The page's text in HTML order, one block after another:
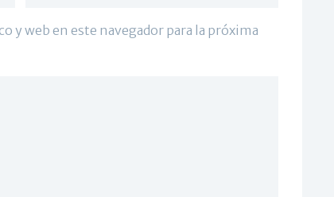
y web en este navegador para la próxima